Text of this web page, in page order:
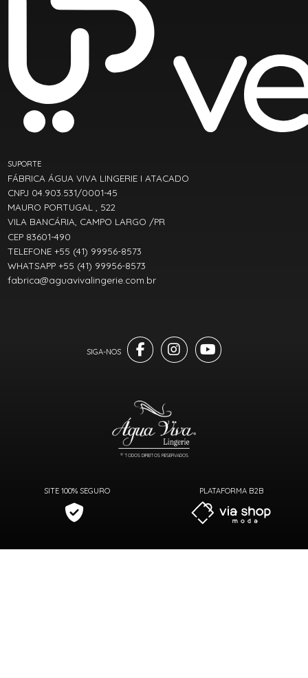
SITE 100% SEGURO PLATAFORMA B2B
SUPORTE
FÁBRICA ÁGUA VIVA LINGERIE I ATACADO
CNPJ 04.903.531/0001-45
MAURO PORTUGAL , 522
VILA BANCÁRIA, CAMPO LARGO /PR
CEP 83601-490
TELEFONE +55 (41) 99956-8573
WHATSAPP +55 (41) 99956-8573
fabrica@aguavivalingerie.com.br
® TODOS DIREITOS RESERVADOS